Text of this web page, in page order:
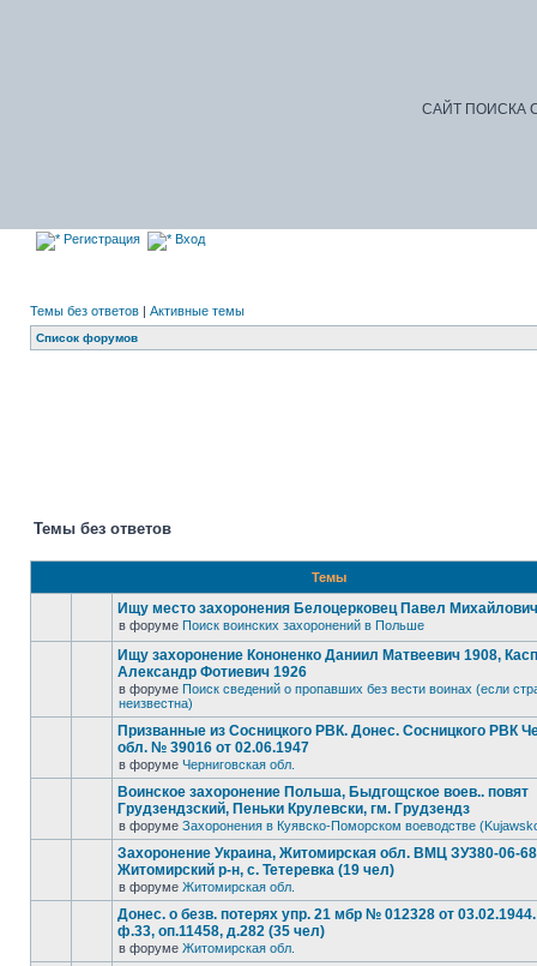
САЙТ ПОИСКА
Регистрация Вход
Темы без ответов | Активные темы
Список форумов
Темы без ответов
Темы
Ищу место захоронения Белоцерковец Павел
в форуме Поиск воинских захоронений в Польше
Ищу захоронение Кононенко Даниил Матвеевич 1908,
Александр Фотиевич 1926
в форуме Поиск сведений о пропавших без вести воинах (если
неизвестна)
Призванные из Сосницкого РВК. Донес. Сосницкого РВК
обл. № 39016 от 02.06.1947
в форуме Черниговская обл.
Воинское захоронение Польша, Быдгощское воев.. повят
Грудзендзский, Пеньки Крулевски, гм. Грудзендз
в форуме Захоронения в Куявско-Поморском воеводстве
Захоронение Украина, Житомирская обл. ВМЦ ЗУ380-06-
Житомирский р-н, с. Тетеревка (19 чел)
в форуме Житомирская обл.
Донес. о безв. потерях упр. 21 мбр № 012328 от
ф.33, оп.11458, д.282 (35 чел)
в форуме Житомирская обл.